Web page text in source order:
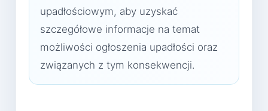
upadłościowym, aby uzyskać
szczegółowe informacje na temat
możliwości ogłoszenia upadłości oraz
związanych z tym konsekwencji.